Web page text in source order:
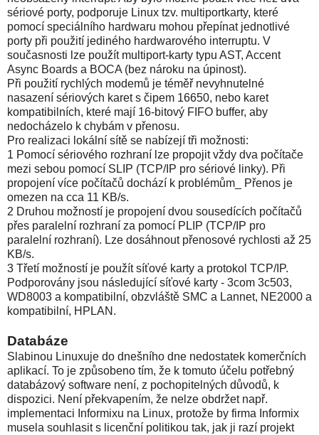
sériové porty, podporuje Linux tzv. multiportkarty, které
pomocí speciálního hardwaru mohou přepínat jednotlivé
porty při použití jediného hardwarového interruptu. V
současnosti lze použít multiport-karty typu AST, Accent
Async Boards a BOCA (bez nároku na úpinost).
Při použití rychlých modemů je téměř nevyhnutelné
nasazení sériových karet s čipem 16650, nebo karet
kompatibilních, které mají 16-bitový FIFO buffer, aby
nedocházelo k chybám v přenosu.
Pro realizaci lokální sítě se nabízejí tři možnosti:
1 Pomocí sériového rozhraní lze propojit vždy dva počítače
mezi sebou pomocí SLIP (TCP/IP pro sériové linky). Při
propojení více počítačů dochází k problémům_ Přenos je
omezen na cca 11 KB/s.
2 Druhou možností je propojení dvou sousedících počítačů
přes paralelní rozhraní za pomocí PLIP (TCP/IP pro
paralelní rozhraní). Lze dosáhnout přenosové rychlosti až 25
KB/s.
3 Třetí možností je použít síťové karty a protokol TCP/IP.
Podporovány jsou následující síťové karty - 3com 3c503,
WD8003 a kompatibilní, obzvláště SMC a Lannet, NE2000 a
kompatibilní, HPLAN.
Databáze
Slabinou Linuxuje do dnešního dne nedostatek komerčních
aplikací. To je způsobeno tím, že k tomuto účelu potřebný
databázový software není, z pochopitelných důvodů, k
dispozici. Není překvapením, že nelze obdržet např.
implementaci Informixu na Linux, protože by firma Informix
musela souhlasit s licenční politikou tak, jak ji razí projekt